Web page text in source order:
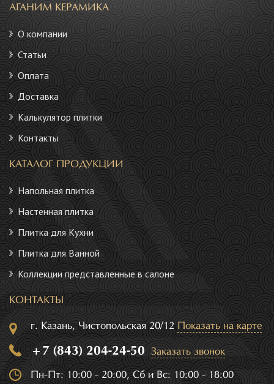
АГАНИМ КЕРАМИКА
О компании
Статьи
Оплата
Доставка
Калькулятор плитки
Контакты
КАТАЛОГ ПРОДУКЦИИ
Напольная плитка
Настенная плитка
Плитка для Кухни
Плитка для Ванной
Коллекции представленные в салоне
КОНТАКТЫ
г. Казань, Чистопольская 20/12 Показать на карте
+7 (843) 204-24-50 Заказать звонок
Пн-Пт: 10:00 - 20:00, Сб и Вс: 10:00 - 18:00